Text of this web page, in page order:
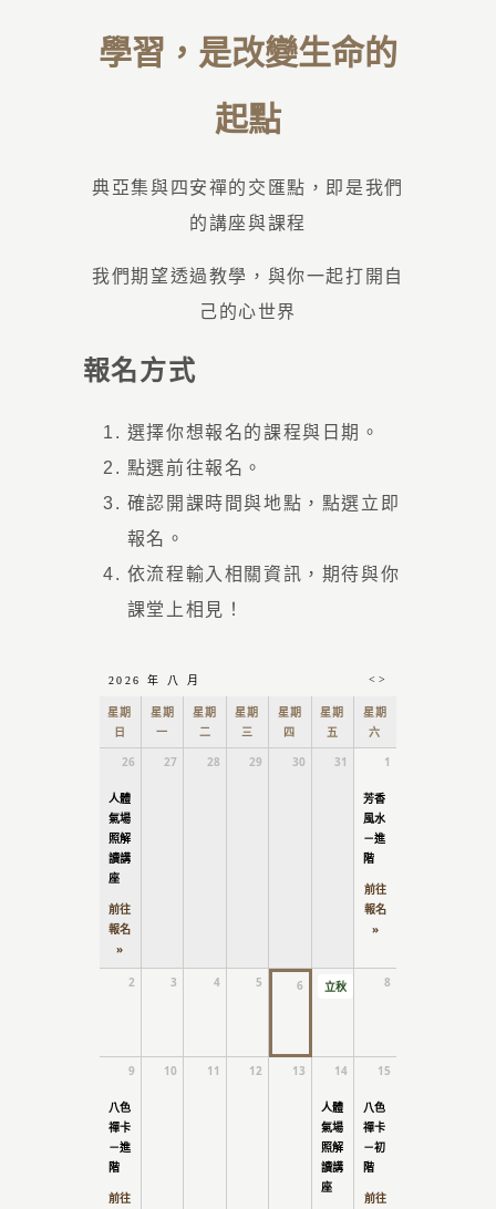
學習，是改變生命的
起點
典亞集與四安禪的交匯點，即是我們
的講座與課程
我們期望透過教學，與你一起打開自
己的心世界
報名方式
選擇你想報名的課程與日期。
點選前往報名。
確認開課時間與地點，點選立即
報名。
依流程輸入相關資訊，期待與你
課堂上相見！
2026 年 八 月 < >
星期
日
星期
一
星期
二
星期
三
星期
四
星期
五
星期
六
26
人體
氣場
照解
讀講
座
前往
報名
»
27 28 29 30 31 1
芳香
風水
－進
階
前往
報名
»
2 3 4 5 6 7
立秋 8
9
八色
禪卡
－進
階
前往
10 11 12 13 14
人體
氣場
照解
讀講
座
15
八色
禪卡
－初
階
前往